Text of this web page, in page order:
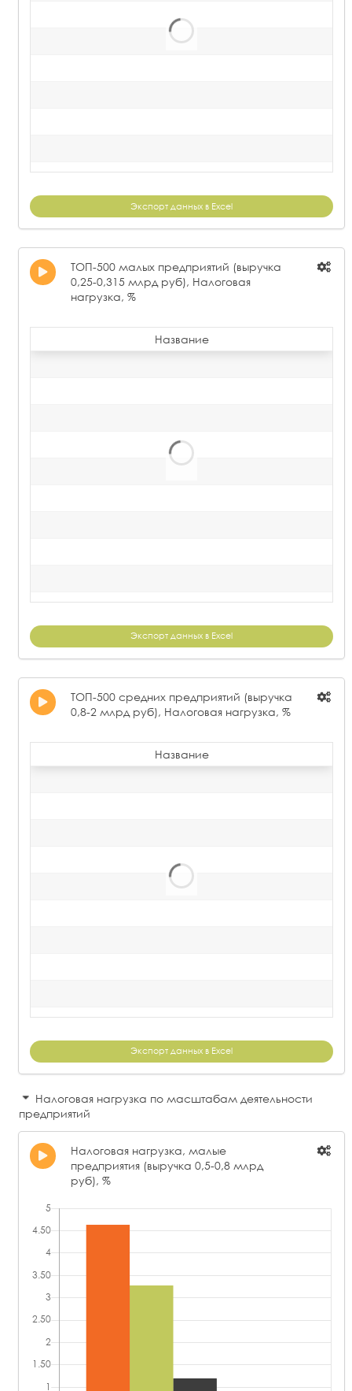
Экспорт данных в Excel
ТОП-500 малых предприятий (выручка
0,25-0,315 млрд руб), Налоговая
нагрузка, %
Название
Экспорт данных в Excel
ТОП-500 средних предприятий (выручка
0,8-2 млрд руб), Налоговая нагрузка, %
Название
Экспорт данных в Excel
Налоговая нагрузка по масштабам деятельности
предприятий
Налоговая нагрузка, малые
предприятия (выручка 0,5-0,8 млрд
руб), %